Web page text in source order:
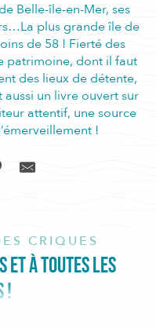
Belle-île-en-Mer, ses
plus grande île de
de 58 ! Fierté des
patrimoine, dont il faut
des lieux de détente,
un livre ouvert sur
attentif, une source
!
CRIQUES
ET À TOUTES LES
!